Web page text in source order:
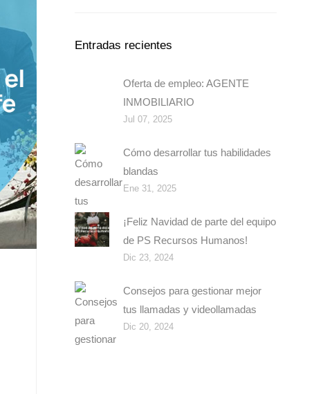
Entradas recientes
Oferta de empleo: AGENTE
INMOBILIARIO
Jul 07, 2025
Cómo desarrollar tus habilidades
blandas
Ene 31, 2025
¡Feliz Navidad de parte del equipo
de PS Recursos Humanos!
Dic 23, 2024
Consejos para gestionar mejor
tus llamadas y videollamadas
Dic 20, 2024